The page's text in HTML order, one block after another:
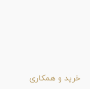
خرید و همکاری